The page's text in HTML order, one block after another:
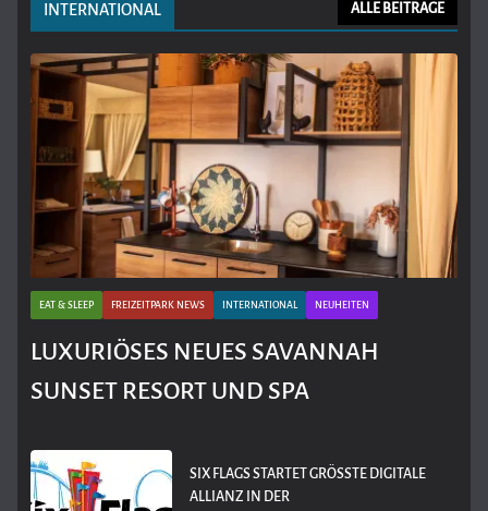
INTERNATIONAL ALLE BEITRÄGE
EAT & SLEEP FREIZEITPARK NEWS INTERNATIONAL NEUHEITEN
LUXURIÖSES NEUES SAVANNAH
SUNSET RESORT UND SPA
SIX FLAGS STARTET GRÖSSTE DIGITALE A
LLIANZ IN DER F